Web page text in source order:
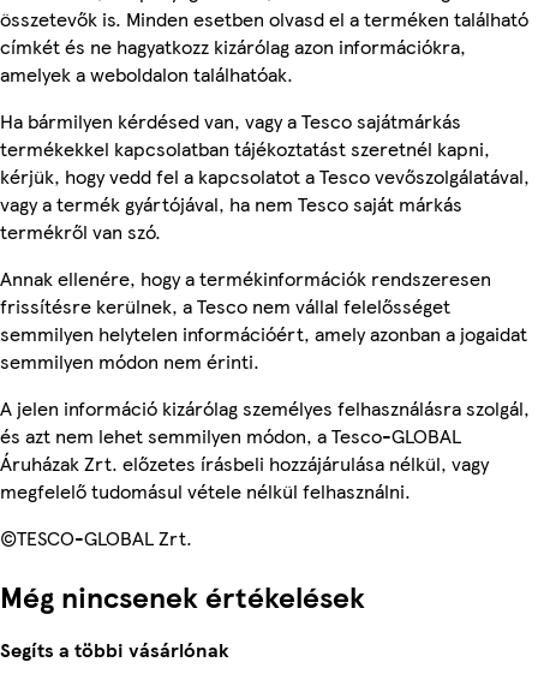
összetevők is. Minden esetben olvasd el a terméken található
címkét és ne hagyatkozz kizárólag azon információkra,
amelyek a weboldalon találhatóak.
Ha bármilyen kérdésed van, vagy a Tesco sajátmárkás
termékekkel kapcsolatban tájékoztatást szeretnél kapni,
kérjük, hogy vedd fel a kapcsolatot a Tesco vevőszolgálatával,
vagy a termék gyártójával, ha nem Tesco saját márkás
termékről van szó.
Annak ellenére, hogy a termékinformációk rendszeresen
frissítésre kerülnek, a Tesco nem vállal felelősséget
semmilyen helytelen információért, amely azonban a jogaidat
semmilyen módon nem érinti.
A jelen információ kizárólag személyes felhasználásra szolgál,
és azt nem lehet semmilyen módon, a Tesco-GLOBAL
Áruházak Zrt. előzetes írásbeli hozzájárulása nélkül, vagy
megfelelő tudomásul vétele nélkül felhasználni.
©TESCO-GLOBAL Zrt.
Még nincsenek értékelések
Segíts a többi vásárlónak